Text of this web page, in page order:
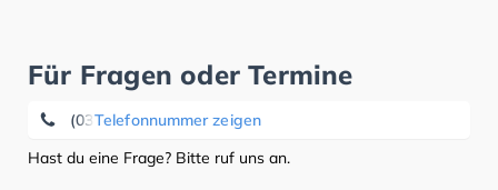
Für Fragen oder Termine
Telefonnummer zeigen
(03641) 42 65 39
Hast du eine Frage? Bitte ruf uns an.